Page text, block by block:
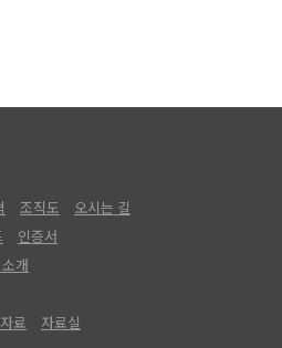
조직도
오시는 길
인증서
개
료 자료실